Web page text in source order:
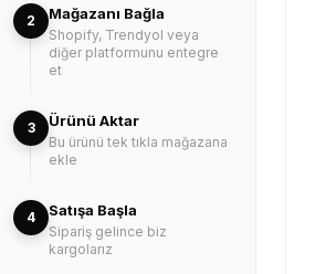
2 Mağazanı Bağla
Shopify, Trendyol veya
diğer platformunu entegre
et
3 Ürünü Aktar
Bu ürünü tek tıkla mağazana
ekle
4 Satışa Başla
Sipariş gelince biz
kargolarız